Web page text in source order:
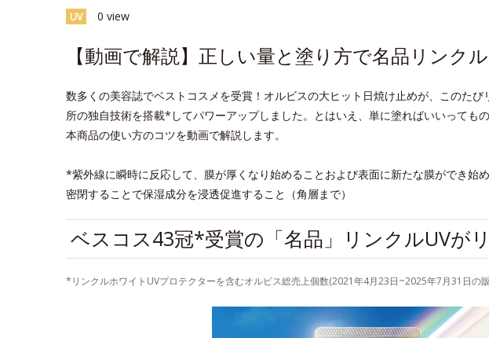
UV 0 view
【動画で解説】正しい量と塗り方で名品リンク
数多くの美容誌でベストコスメを受賞！オルビスの大ヒット日焼け止めが、このた
所の独自技術を搭載*してパワーアップしました。とはいえ、単に塗ればいいっても
本商品の使い方のコツを動画で解説します。
*紫外線に瞬時に反応して、膜が厚くなり始めることおよび表面に新たな膜ができ始
密閉することで保湿成分を浸透促進すること（角層まで）
ベスコス43冠*受賞の「名品」リンクルUVが
*リンクルホワイトUVプロテクターを含むオルビス総売上個数(2021年4月23日~2025年7月31日の販